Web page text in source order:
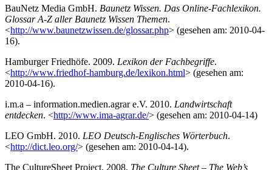
BauNetz Media GmbH. Baunetz Wissen. Das Online-Fachlexikon.
Glossar A-Z aller Baunetz Wissen Themen.
<http://www.baunetzwissen.de/glossar.php> (gesehen am: 2010-04-
16).
Hamburger Friedhöfe. 2009. Lexikon der Fachbegriffe.
<http://www.friedhof-hamburg.de/lexikon.html> (gesehen am:
2010-04-16).
i.m.a – information.medien.agrar e.V. 2010. Landwirtschaft
entdecken. <http://www.ima-agrar.de/> (gesehen am: 2010-04-14)
LEO GmbH. 2010. LEO Deutsch-Englisches Wörterbuch.
<http://dict.leo.org/> (gesehen am: 2010-04-14).
The CultureSheet Project. 2008. The Culture Sheet – The Web’s